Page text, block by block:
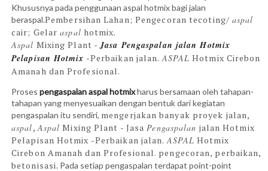
Khususnya pada penggunaan aspal hotmix bagi jalan
beraspal.Pembersihan Lahan; Pengecoran tecoting/ aspal
cair; Gelaraspal hotmix.
Aspal Mixing Plant -JasaPengaspalan jalan Hotmix
Pelapisan Hotmix -Perbaikan jalan.ASPAL Hotmix Cirebon
Amanah dan Profesional.
Proses pengaspalan aspal hotmixharus bersamaan oleh tahapan-
tahapan yang menyesuaikan dengan bentuk dari kegiatan
pengaspalan itu sendiri, mengerjakan banyak proyek jalan,
aspal,Aspal Mixing Plant - JasaPengaspalan jalan Hotmix
Pelapisan Hotmix -Perbaikan jalan.ASPAL Hotmix
Cirebon Amanah dan Profesional. pengecoran, perbaikan,
betonisasi. Pada setiap pengaspalan terdapat point-point